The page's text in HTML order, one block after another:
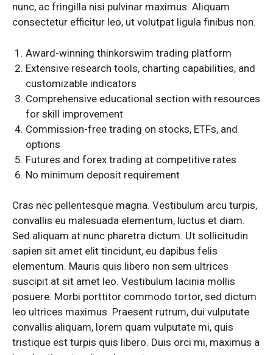
nunc, ac fringilla nisi pulvinar maximus. Aliquam
consectetur efficitur leo, ut volutpat ligula finibus non.
Award-winning thinkorswim trading platform
Extensive research tools, charting capabilities, and
customizable indicators
Comprehensive educational section with resources
for skill improvement
Commission-free trading on stocks, ETFs, and
options
Futures and forex trading at competitive rates
No minimum deposit requirement
Cras nec pellentesque magna. Vestibulum arcu turpis,
convallis eu malesuada elementum, luctus et diam.
Sed aliquam at nunc pharetra dictum. Ut sollicitudin
sapien sit amet elit tincidunt, eu dapibus felis
elementum. Mauris quis libero non sem ultrices
suscipit at sit amet leo. Vestibulum lacinia mollis
posuere. Morbi porttitor commodo tortor, sed dictum
leo ultrices maximus. Praesent rutrum, dui vulputate
convallis aliquam, lorem quam vulputate mi, quis
tristique est turpis quis libero. Duis orci mi, maximus a